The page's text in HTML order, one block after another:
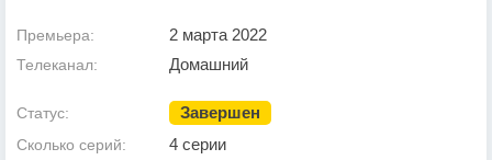
Премьера: 2 марта 2022
Телеканал: Домашний
Статус: Завершен
Сколько серий: 4 серии